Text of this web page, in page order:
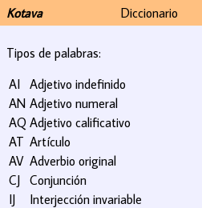
Kotava Diccionario
Tipos de palabras:
AI Adjetivo indefinido
AN Adjetivo numeral
AQ Adjetivo calificativo
AT Artículo
AV Adverbio original
CJ Conjunción
IJ
Interjección invariable